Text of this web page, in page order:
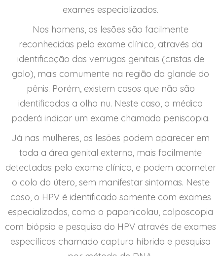
exames especializados.
Nos homens, as lesões são facilmente
reconhecidas pelo exame clínico, através da
identificação das verrugas genitais (cristas de
galo), mais comumente na região da glande do
pênis. Porém, existem casos que não são
identificados a olho nu. Neste caso, o médico
poderá indicar um exame chamado peniscopia.
Já nas mulheres, as lesões podem aparecer em
toda a área genital externa, mais facilmente
detectadas pelo exame clínico, e podem acometer
o colo do útero, sem manifestar sintomas. Neste
caso, o HPV é identificado somente com exames
especializados, como o papanicolau, colposcopia
com biópsia e pesquisa do HPV através de exames
específicos chamado captura híbrida e pesquisa